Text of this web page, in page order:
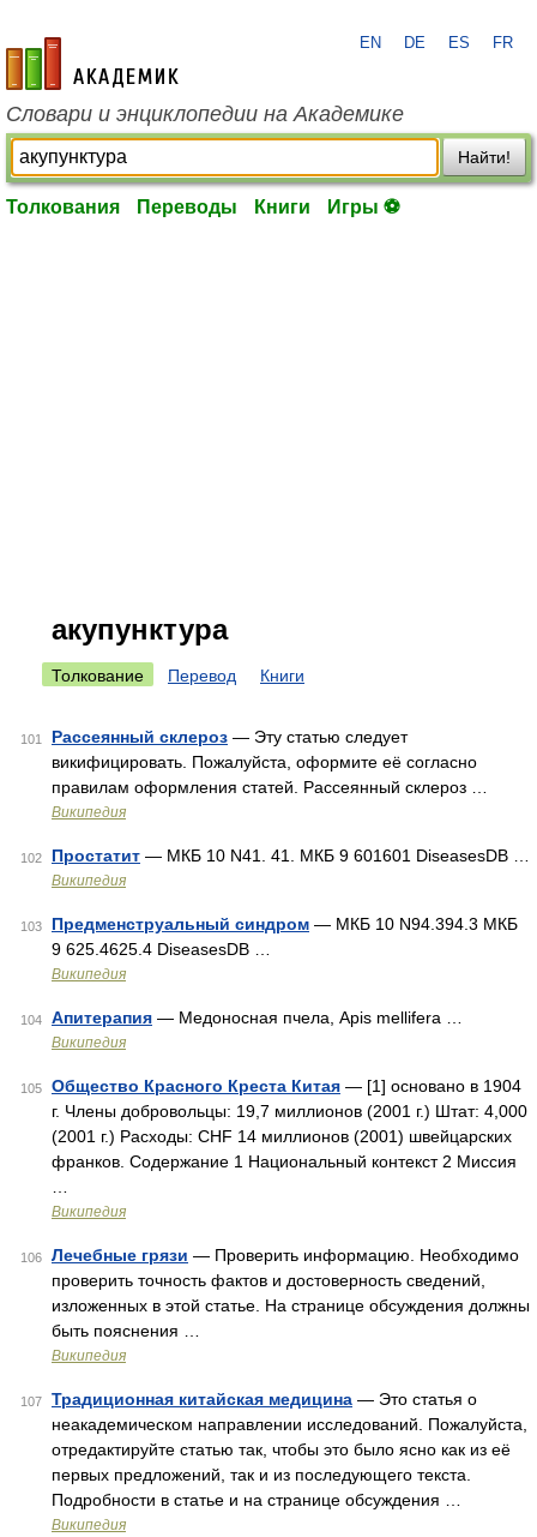
academic.ru
EN DE ES FR
Словари и энциклопедии на Академике
Найти!
Толкования Переводы Книги Игры ⚽
акупунктура
Толкование Перевод Книги
101 Рассеянный склероз — Эту статью следует
викифицировать. Пожалуйста, оформите её согласно
правилам оформления статей. Рассеянный склероз …
Википедия
102 Простатит — МКБ 10 N41. 41. МКБ 9 601601 DiseasesDB …
Википедия
103 Предменструальный синдром — МКБ 10 N94.394.3 МКБ
9 625.4625.4 DiseasesDB …
Википедия
104 Апитерапия — Медоносная пчела, Apis mellifera …
Википедия
105 Общество Красного Креста Китая — [1] основано в 1904
г. Члены добровольцы: 19,7 миллионов (2001 г.) Штат: 4,000
(2001 г.) Расходы: CHF 14 миллионов (2001) швейцарских
франков. Содержание 1 Национальный контекст 2 Миссия
Википедия
106 Лечебные грязи — Проверить информацию. Необходимо
проверить точность фактов и достоверность сведений,
изложенных в этой статье. На странице обсуждения должны
быть пояснения …
Википедия
107 Традиционная китайская медицина — Это статья о
неакадемическом направлении исследований. Пожалуйста,
отредактируйте статью так, чтобы это было ясно как из её
первых предложений, так и из последующего текста.
Подробности в статье и на странице обсуждения …
Википедия